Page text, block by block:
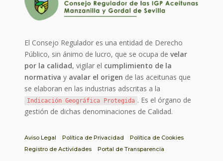
El Consejo Regulador es una entidad de Derecho
Público, sin ánimo de lucro, que se ocupa develar
por la calidad, vigilar el cumplimiento de la
normativa y avalar el origen de las aceitunas que
se elaboran en las industrias adscritas a la
Indicación Geográfica Protegida . Es el órgano de
gestión de dichas denominaciones de Calidad.
Aviso Legal Política de Privacidad
Política de Cookies
Registro de Actividades
Portal de Transparencia